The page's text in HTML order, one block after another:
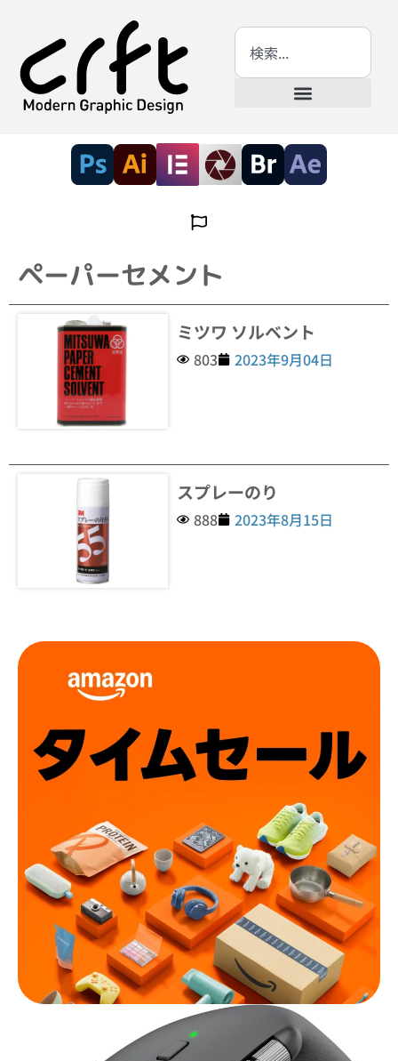
ペーパーセメント
ミツワ ソルベント
803 2023年9月04日
スプレーのり
888 2023年8月15日